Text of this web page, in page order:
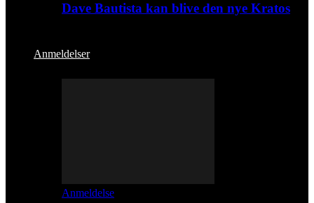
Dave Bautista kan blive den nye Kratos
Anmeldelser
Anmeldelse